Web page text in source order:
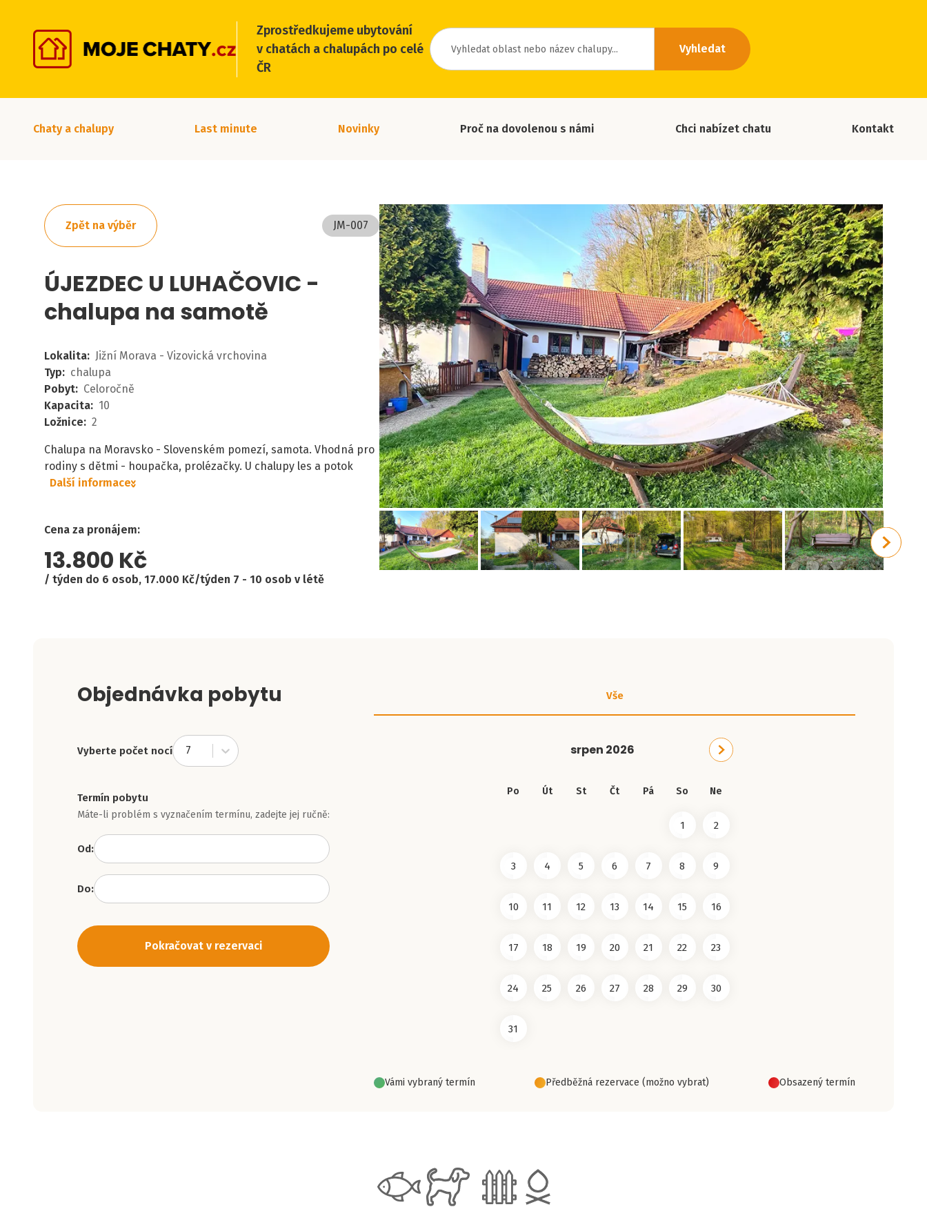
Zprostředkujeme ubytování
v chatách a chalupách po celé
ČR
Vyhledat
Chaty a chalupy Last minute Novinky Proč na dovolenou s námi Chci nabízet chatu Kontakt
Zpět na výběr JM-007
ÚJEZDEC U LUHAČOVIC -
chalupa na samotě
Lokalita: Jižní Morava - Vizovická vrchovina
Typ: chalupa
Pobyt: Celoročně
Kapacita: 10
Ložnice: 2
Chalupa na Moravsko - Slovenském pomezí, samota. Vhodná pro
rodiny s dětmi - houpačka, prolézačky. U chalupy les a potok
Další informace
Cena za pronájem:
13.800 Kč
týden do 6 osob, 17.000 Kč/týden 7 - 10 osob v létě
Objednávka pobytu
Vyberte počet nocí 7
Termín pobytu
Máte-li problém s vyznačením termínu, zadejte jej ručně:
Od:
Do:
Pokračovat v rezervaci
Vše
srpen 2026
Po Út St Čt Pá So Ne
1 2
3 4 5 6 7 8 9
10 11 12 13 14 15 16
17 18 19 20 21 22 23
24 25 26 27 28 29 30
31
Vámi vybraný termín Předběžná rezervace (možno vybrat) Obsazený termín